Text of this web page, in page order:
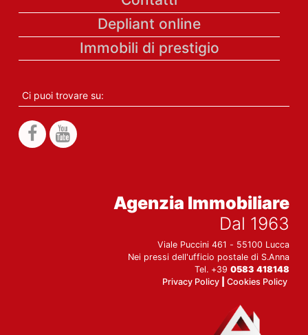
Depliant online
Immobili di prestigio
Ci puoi trovare su:
Agenzia Immobiliare
Dal 1963
Viale Puccini 461 - 55100 Lucca
Nei pressi dell'ufficio postale di S.Anna
Tel. +390583 418148
Privacy Policy |Cookies Policy